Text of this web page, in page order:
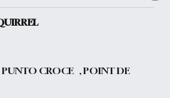
PUNTO CROCE , POINT DE